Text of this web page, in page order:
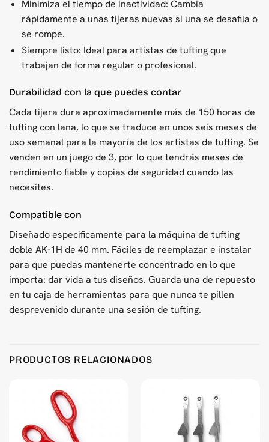
Minimiza el tiempo de inactividad: Cambia
rápidamente a unas tijeras nuevas si una se desafila o
se rompe.
Siempre listo: Ideal para artistas de tufting que
trabajan de forma regular o profesional.
Durabilidad con la que puedes contar
Cada tijera dura aproximadamente más de 150 horas de
tufting con lana, lo que se traduce en unos seis meses de
uso semanal para la mayoría de los artistas de tufting. Se
venden en un juego de 3, por lo que tendrás meses de
rendimiento fiable y copias de seguridad cuando las
necesites.
Compatible con
Diseñado específicamente para la máquina de tufting
doble AK-1H de 40 mm. Fáciles de reemplazar e instalar
para que puedas mantenerte concentrado en lo que
importa: dar vida a tus diseños. Guarda una de repuesto
en tu caja de herramientas para que nunca te pillen
desprevenido durante una sesión de tufting.
PRODUCTOS RELACIONADOS